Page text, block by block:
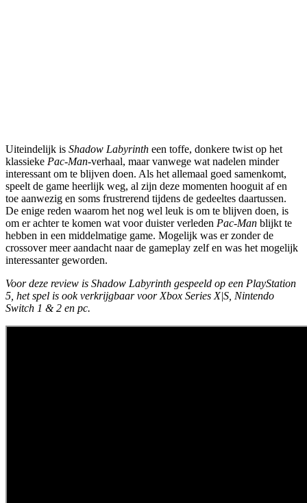
Uiteindelijk is Shadow Labyrinth een toffe, donkere twist op het
klassieke Pac-Man-verhaal, maar vanwege wat nadelen minder
interessant om te blijven doen. Als het allemaal goed samenkomt,
speelt de game heerlijk weg, al zijn deze momenten hooguit af en
toe aanwezig en soms frustrerend tijdens de gedeeltes daartussen.
De enige reden waarom het nog wel leuk is om te blijven doen, is
om er achter te komen wat voor duister verleden Pac-Man blijkt te
hebben in een middelmatige game. Mogelijk was er zonder de
crossover meer aandacht naar de gameplay zelf en was het mogelijk
interessanter geworden.
Voor deze review is Shadow Labyrinth gespeeld op een PlayStation
5, het spel is ook verkrijgbaar voor Xbox Series X|S, Nintendo
Switch 1 & 2 en pc.